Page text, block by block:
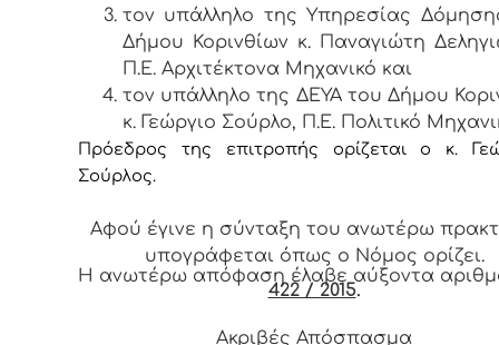
τον υπάλληλο της Υπηρεσίας
Δήμου Κορινθίων κ. Παναγιώτη
Π.Ε. Αρχιτέκτονα Μηχανικό και
τον υπάλληλο της ΔΕΥΑ του Δήμου
κ. Γεώργιο Σούρλο, Π.Ε. Πολιτικό
Πρόεδρος της επιτροπής ορίζεται ο κ.
Σούρλος.
Αφού έγινε η σύνταξη του ανωτέρω
υπογράφεται όπως ο Νόμος ορίζει.
Η ανωτέρω απόφαση έλαβε αύξοντα
422 / 2015.
Ακριβές Απόσπασμα